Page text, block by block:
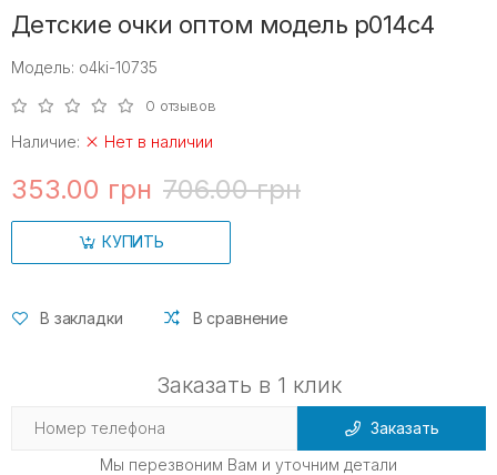
Детские очки оптом модель p014c4
Модель: o4ki-10735
0 отзывов
Наличие: Нет в наличии
353.00 грн 706.00 грн
КУПИТЬ
В закладки В сравнение
Заказать в 1 клик
Заказать
Мы перезвоним Вам и уточним детали